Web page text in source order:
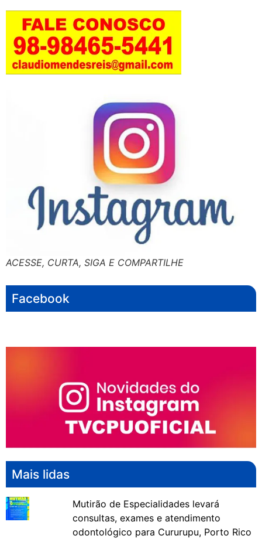
ACESSE, CURTA, SIGA E COMPARTILHE
Facebook
Mais lidas
Mutirão de Especialidades levará
consultas, exames e atendimento
odontológico para Cururupu, Porto Rico